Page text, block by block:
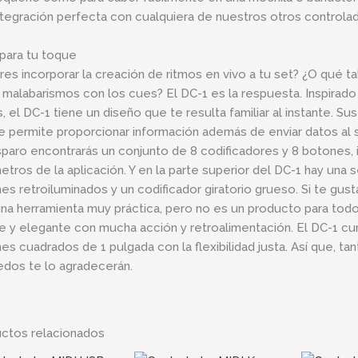
perfecta con cualquiera de nuestros otros
tu toque
incorporar la creación de ritmos en vivo a tu set? ¿O qué
con los cues? El DC-1 es la respuesta.
el DC-1 tiene un diseño que te resulta familiar al instante.
permite proporcionar información además de enviar datos
encontrarás un conjunto de 8 codificadores y 8
de la aplicación. Y en la parte superior del DC-1 hay
retroiluminados y un codificador giratorio grueso. Si te
herramienta muy práctica, pero no es un producto para
y elegante con mucha acción y retroalimentación. El DC-1
cuadrados de 1 pulgada con la flexibilidad justa. Así que,
te lo agradecerán.
relacionados